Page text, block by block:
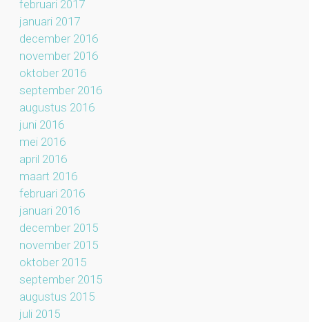
februari 2017
januari 2017
december 2016
november 2016
oktober 2016
september 2016
augustus 2016
juni 2016
mei 2016
april 2016
maart 2016
februari 2016
januari 2016
december 2015
november 2015
oktober 2015
september 2015
augustus 2015
juli 2015